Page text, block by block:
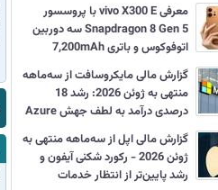
معرفی vivo X300 E با پروسسور
Snapdragon 8 Gen 5 سه دوربین
اتوفوکوس و باتری 7,200mAh
گزارش مالی مایکروسافت از سه‌ماهه
منتهی به ژوئن 2026: رشد 18
درصدی درآمد به لطف جهش Azure
گزارش مالی اپل از سه‌ماهه منتهی به
ژوئن 2026 - رکورد شکنی آیفون و
رشد پایین‌تر از انتظار خدمات